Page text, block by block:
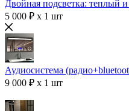
Двойная подсветка: теплый
5 000 ₽ x 1 шт
Аудиосистема
9 000 ₽ x 1 шт